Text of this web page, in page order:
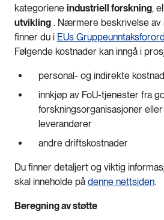
kategoriene industriell forskning,
utvikling . Nærmere beskrivelse
finner du i EUs
Følgende kostnader kan inngå i
personal- og indirekte
innkjøp av FoU-tjenester fra
forskningsorganisasjoner
leverandører
andre driftskostnader
Du finner detaljert og viktig
skal inneholde på denne nettsiden.
Beregning av støtte